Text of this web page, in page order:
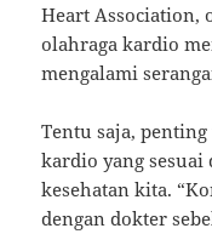
Heart Association,
olahraga kardio
mengalami
Tentu saja,
kardio yang
kesehatan kita.
dengan dokter